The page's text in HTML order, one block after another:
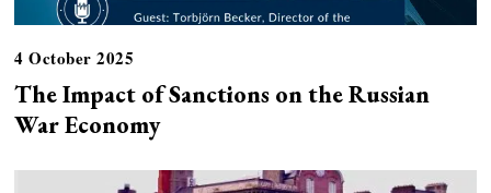
4 October 2025
The Impact of Sanctions on the Russian
War Economy